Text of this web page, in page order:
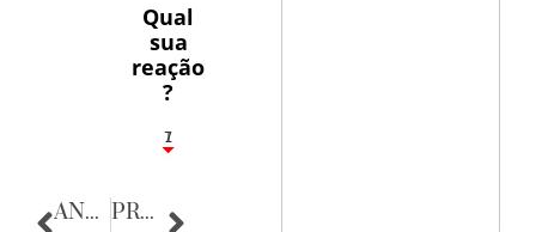
Qual
sua
reação
?
1
7
ANTERIOR PRÓXIMA